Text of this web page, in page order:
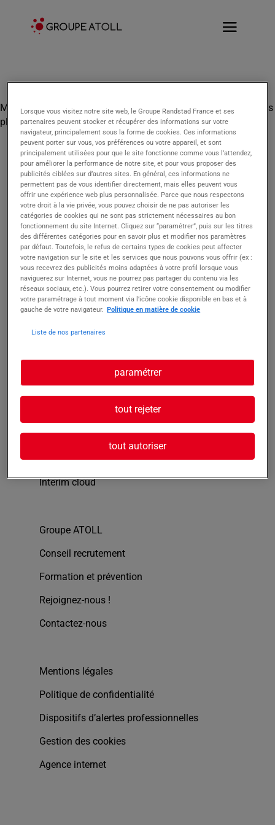
Merci de nous avoir contactés ! Nous vous répondrons dans les
plus brefs délais.
1, place Firmin Gautier - 38000 Grenoble
Agences intérim
Cabinets de recrutement
Interim cloud
Groupe ATOLL
Conseil recrutement
Formation et prévention
Rejoignez-nous !
Contactez-nous
Mentions légales
Politique de confidentialité
Dispositifs d’alertes professionnelles
Gestion des cookies
Agence internet
Lorsque vous visitez notre site web, le Groupe Randstad France et ses
partenaires peuvent stocker et récupérer des informations sur votre
navigateur, principalement sous la forme de cookies. Ces informations
peuvent porter sur vous, vos préférences ou votre appareil, et sont
principalement utilisées pour que le site fonctionne comme vous l’attendez,
pour améliorer la performance de notre site, et pour vous proposer des
publicités ciblées sur d’autres sites. En général, ces informations ne
permettent pas de vous identifier directement, mais elles peuvent vous
offrir une expérience web plus personnalisée. Parce que nous respectons
votre droit à la vie privée, vous pouvez choisir de ne pas autoriser les
catégories de cookies qui ne sont pas strictement nécessaires au bon
fonctionnement du site Internet. Cliquez sur “paramétrer”, puis sur les titres
des différentes catégories pour en savoir plus et modifier nos paramètres
par défaut. Toutefois, le refus de certains types de cookies peut affecter
votre navigation sur le site et les services que nous pouvons vous offrir (ex :
vous recevrez des publicités moins adaptées à votre profil lorsque vous
naviguerez sur Internet, vous ne pourrez pas partager du contenu via les
réseaux sociaux, etc.). Vous pourrez retirer votre consentement ou modifier
votre paramétrage à tout moment via l’icône cookie disponible en bas et à
gauche de votre navigateur. Politique en matière de cookie
Liste de nos partenaires
paramétrer
tout rejeter
tout autoriser